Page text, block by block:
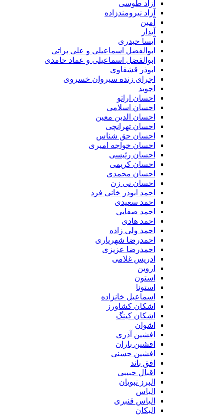
آزاد طوسی
آزاد نیرومندزاده
آیسا حیدری
ابوالفضل اسماعیلی و علی براتی
ابوالفضل اسماعیلی و عماد حامدی
ابوذر قشقاوی
اجرای زنده سیروان خسروی
احسان اراتو
احسان اسلامی
احسان الدین معین
احسان تهرانچی
احسان حق شناس
احسان خواجه امیری
احسان رئیسی
احسان کریمی
احسان محمدی
احسان نی زن
احمد ابوذر خانی فرد
احمد سعیدی
احمد صفایی
احمد هادی
احمد ولی زاده
احمدرضا شهریاری
احمدرضا عزیزی
ادریس غلامی
اسماعیل خانزاده
اشکان کشاورز
اشکان کینگ
افشین آذری
افشین باران
افشین حسنی
افق باند
اقبال حبیبی
البرز نبویان
الیاس قنبرى